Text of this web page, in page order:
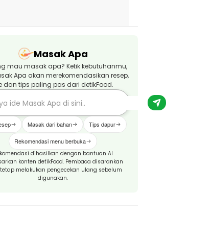
Masak Apa
mau masak apa? Ketik kebutuhanmu,
Apa akan merekomendasikan resep,
dan tips paling pas dari detikFood.
Masak dari bahan Tips dapur
Rekomendasi menu berbuka
dihasilkan dengan bantuan AI
konten detikFood. Pembaca disarankan
melakukan pengecekan ulang sebelum
digunakan.